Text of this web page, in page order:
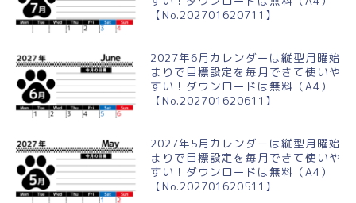
【No.202701620711】
2027年6月カレンダーは縦型月曜始
まりで目標設定を毎月できて使いや
すい！ダウンロードは無料（A4）
【No.202701620611】
2027年5月カレンダーは縦型月曜始
まりで目標設定を毎月できて使いや
すい！ダウンロードは無料（A4）
【No.202701620511】